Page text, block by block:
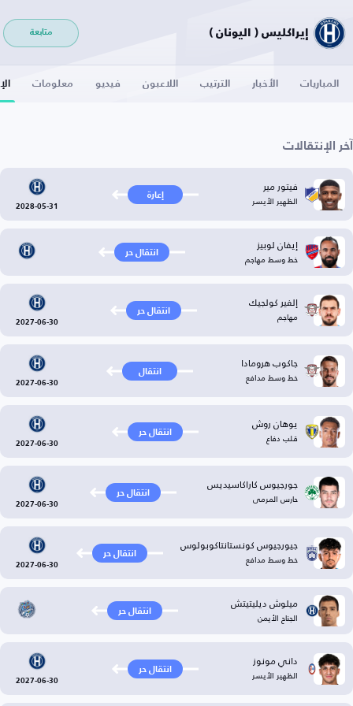
إيراكليس ( اليونان ) متابعة
المباريات الأخبار الترتيب اللاعبون فيديو معلومات
آخر الإنتقالات
فيتور مير
الظهير الأيسر إعارة
2028-05-31
إيفان لوبيز
خط وسط مهاجم انتقال حر
إلفير كولجيك
مهاجم انتقال حر
2027-06-30
جاكوب هرومادا
خط وسط مدافع انتقال
2027-06-30
يوهان روش
قلب دفاع انتقال حر
2027-06-30
جورجيوس كاراكاسيديس
حارس المرمى انتقال حر
2027-06-30
جيورجيوس كونستانتاكوبولوس
خط وسط مدافع انتقال حر
2027-06-30
ميلوش ديليتيتش
الجناح الأيمن انتقال حر
داني مونوز
الظهير الأيسر انتقال حر
2027-06-30